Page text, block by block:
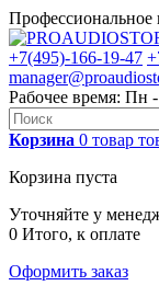
Профессиональное
+7(495)-166-19-47
Рабочее время: Пн
Корзина 0 товар
Корзина пуста
Уточняйте у
0 Итого, к оплате
Оформить заказ